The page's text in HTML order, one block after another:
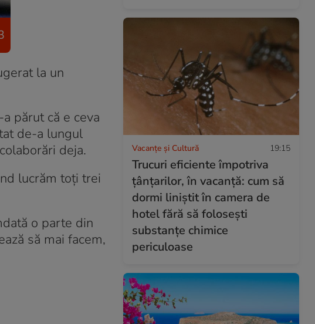
la un
părut că e ceva
de-a lungul
deja.
lucrăm toți trei
o parte din
să mai facem,
Vacanțe și Cultură 19:15
Trucuri eficiente împotriva
țânțarilor, în vacanță: cum să
dormi liniștit în camera de
hotel fără să folosești
substanțe chimice
periculoase